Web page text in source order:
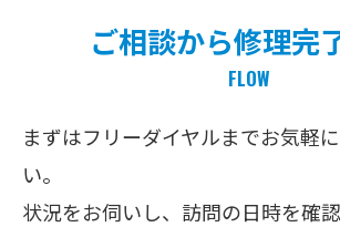
ご相談から修理完
FLOW
まずはフリーダイヤルまでお気軽
い。
状況をお伺いし、訪問の日時を確